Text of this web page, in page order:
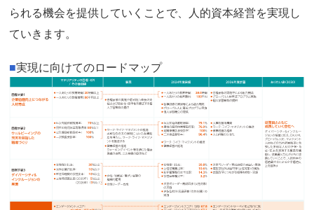
られる機会を提供していくことで、人的資本経営を実現し
ていきます。
■実現に向けてのロードマップ